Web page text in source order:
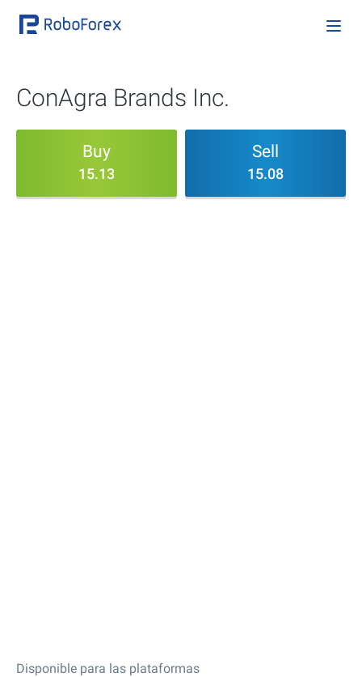
ConAgra Brands Inc.
Buy
15.13
Sell
15.08
Disponible para las plataformas